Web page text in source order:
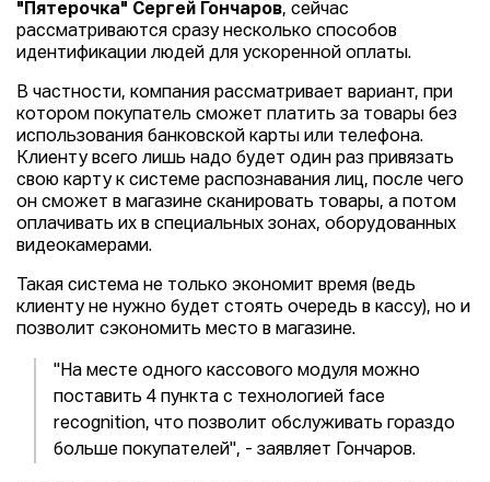
"Пятерочка" Сергей Гончаров, сейчас
рассматриваются сразу несколько способов
идентификации людей для ускоренной оплаты.
В частности, компания рассматривает вариант, при
котором покупатель сможет платить за товары без
использования банковской карты или телефона.
Клиенту всего лишь надо будет один раз привязать
свою карту к системе распознавания лиц, после чего
он сможет в магазине сканировать товары, а потом
оплачивать их в специальных зонах, оборудованных
видеокамерами.
Такая система не только экономит время (ведь
клиенту не нужно будет стоять очередь в кассу), но и
позволит сэкономить место в магазине.
"На месте одного кассового модуля можно
поставить 4 пункта с технологией face
recognition, что позволит обслуживать гораздо
больше покупателей", - заявляет Гончаров.